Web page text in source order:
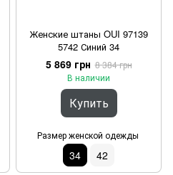
Женские штаны OUI 97139
5742 Синий 34
5 869 грн 8 384 грн
В наличии
Купить
Размер женской одежды
34 42